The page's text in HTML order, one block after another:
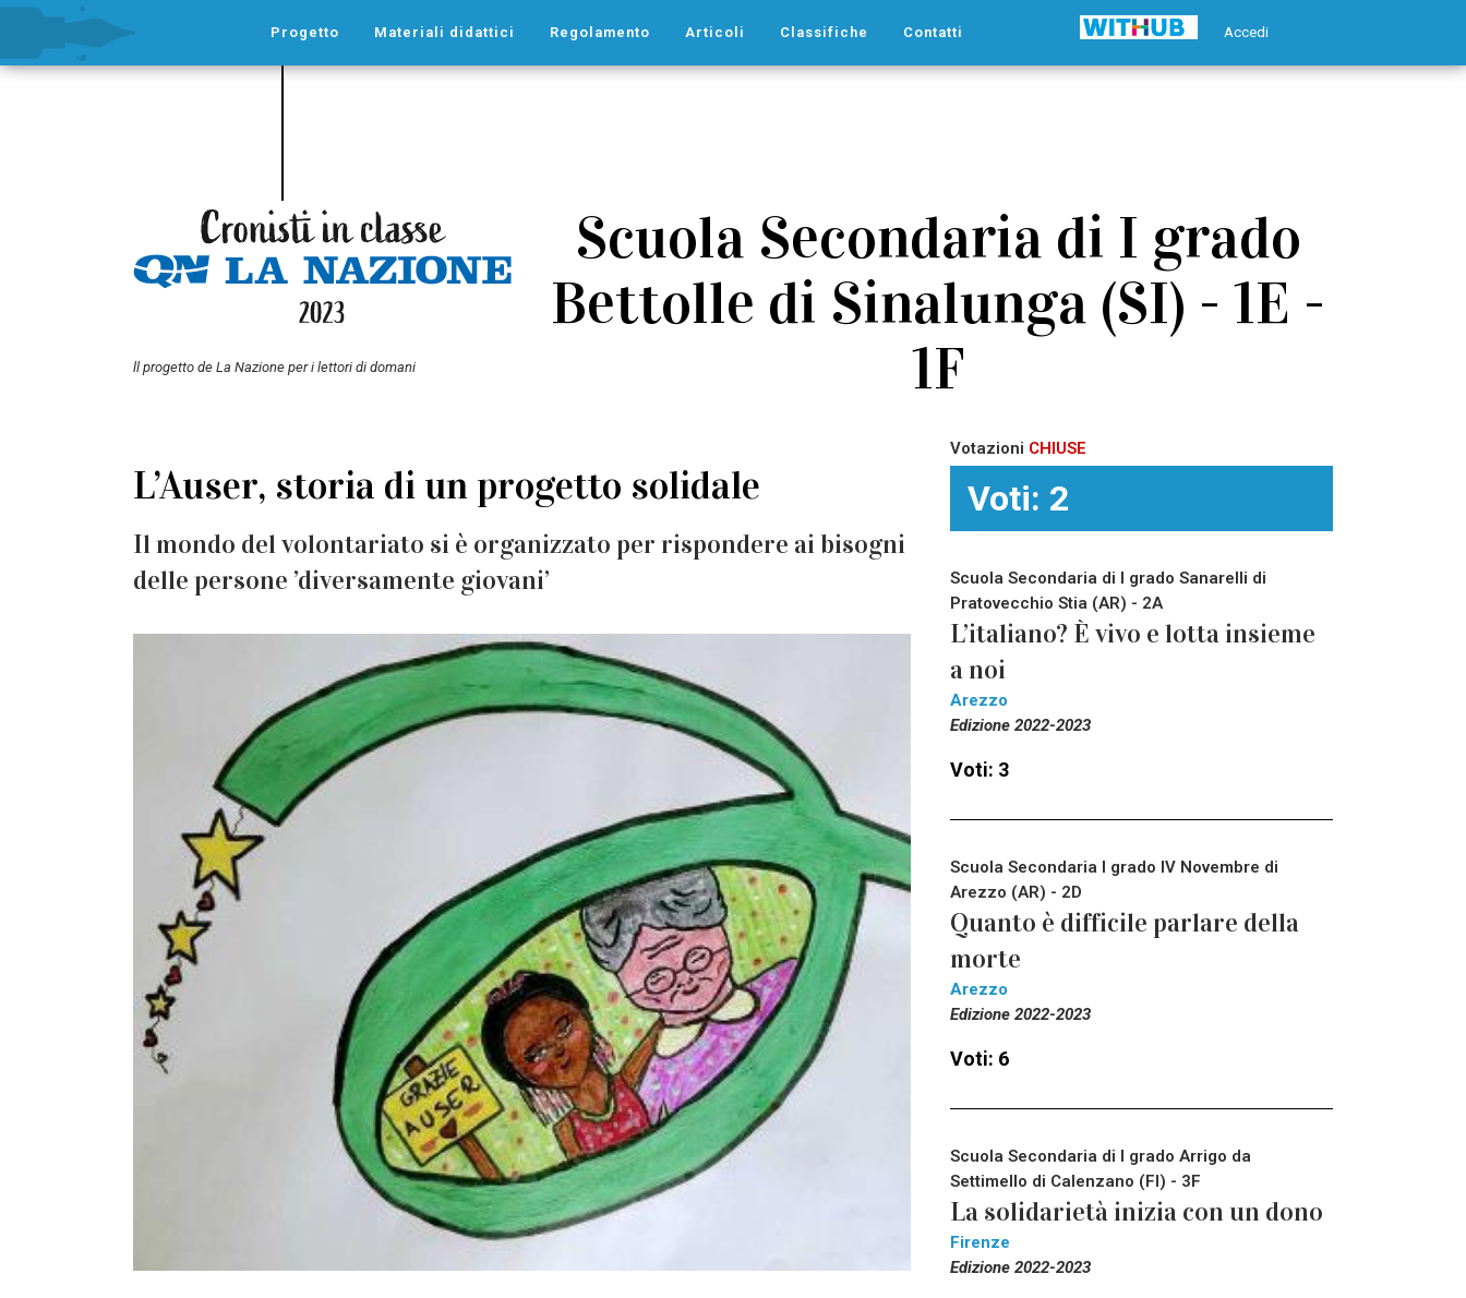
Accedi
Progetto Materiali didattici Regolamento Articoli Classifiche Contatti
ll progetto de La Nazione per i lettori di domani
Scuola Secondaria di I grado
Bettolle di Sinalunga (SI) - 1E -
1F
L’Auser, storia di un progetto solidale
Il mondo del volontariato si è organizzato per rispondere ai bisogni
delle persone ’diversamente giovani’
Votazioni CHIUSE
Voti: 2
Scuola Secondaria di I grado Sanarelli di
Pratovecchio Stia (AR) - 2A
L’italiano? È vivo e lotta insieme
a noi
Arezzo
Edizione 2022-2023
Voti: 3
Scuola Secondaria I grado IV Novembre di
Arezzo (AR) - 2D
Quanto è difficile parlare della
morte
Arezzo
Edizione 2022-2023
Voti: 6
Scuola Secondaria di I grado Arrigo da
Settimello di Calenzano (FI) - 3F
La solidarietà inizia con un dono
Firenze
Edizione 2022-2023